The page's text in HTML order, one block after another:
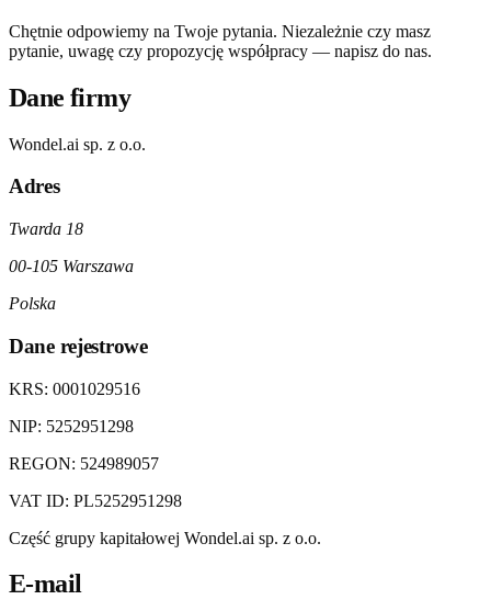
Chętnie odpowiemy na Twoje pytania. Niezależnie czy masz
pytanie, uwagę czy propozycję współpracy — napisz do nas.
Dane firmy
Wondel.ai sp. z o.o.
Adres
Twarda 18
00-105 Warszawa
Polska
Dane rejestrowe
KRS: 0001029516
NIP: 5252951298
REGON: 524989057
VAT ID: PL5252951298
Część grupy kapitałowej Wondel.ai sp. z o.o.
E-mail